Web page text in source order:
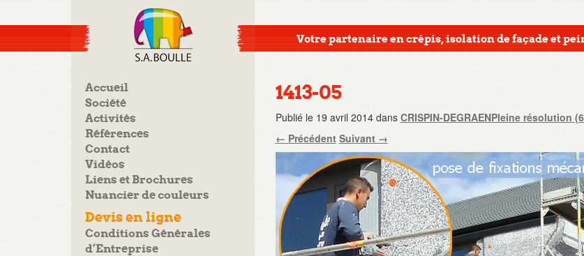
Votre partenaire en crépis, isolation de façade et
Accueil
Société
Activités
Références
Contact
Vidéos
Liens et Brochures
Nuancier de couleurs
Devis en ligne
Conditions Générales
d’Entreprise
1413-05
Publié le 19 avril 2014dans CRISPIN-DEGRAENPleine résolution
← Précédent Suivant →